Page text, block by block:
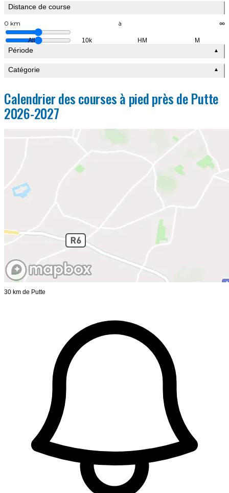
Distance de course
0 km à ∞
All 10k HM M
Période ▲
Catégorie ▲
Calendrier des courses à pied près de Putte
2026-2027
30 km de Putte